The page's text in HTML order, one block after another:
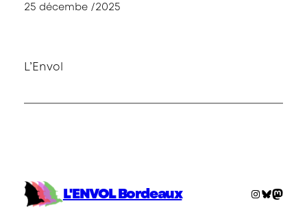
25 décembe /2025
L’Envol
L'ENVOL Bordeaux Bluesky